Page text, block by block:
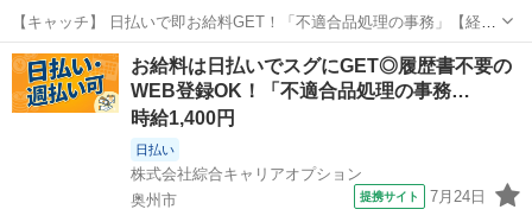
【キャッチ】 日払いで即お給料GET！「不適合品処理の事務」【経験
者×ブラッシュUP！！】女性多数活躍中！土日祝休み！残業でたっぷ
り稼ぐ！高！ 【コメント】 ＼大手人材派遣会社で働きませんか♪／
「新しい職場は不安・・・...
岩手 奥州市 一般事務
お給料は日払いでスグにGET◎履歴書不要の
WEB登録OK！「不適合品処理の事務…
時給1,400円
日払い
株式会社綜合キャリアオプション
奥州市
提携サイト 7月24日